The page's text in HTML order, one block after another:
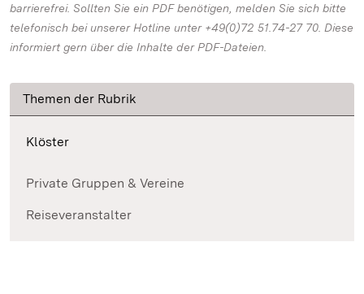
barrierefrei. Sollten Sie ein PDF benötigen, melden Sie sich bitte
telefonisch bei unserer Hotline unter +49(0)72 51.74-27 70. Diese
informiert gern über die Inhalte der PDF-Dateien.
Themen der Rubrik
Klöster
Private Gruppen & Vereine
Reiseveranstalter